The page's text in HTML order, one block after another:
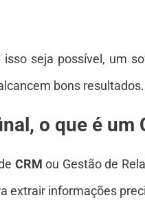
isso seja possível, um
bons resultados.
o que é um
CRM ou Gestão de
extrair informações